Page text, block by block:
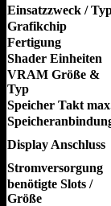
Einsatzzweck /
Grafikchip
Fertigung
Shader Einheiten
VRAM Größe &
Typ
Speicher Takt
Display Anschluss
Stromversorgung
benötigte Slots /
Größe